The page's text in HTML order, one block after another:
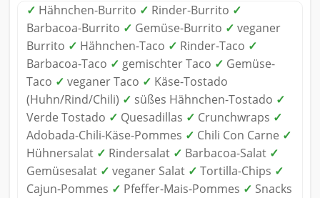
✓ Hähnchen-Burrito ✓ Rinder-Burrito ✓
Barbacoa-Burrito ✓ Gemüse-Burrito ✓ veganer
Burrito ✓ Hähnchen-Taco ✓ Rinder-Taco ✓
Barbacoa-Taco ✓ gemischter Taco ✓ Gemüse-
Taco ✓ veganer Taco ✓ Käse-Tostado
(Huhn/Rind/Chili) ✓ süßes Hähnchen-Tostado ✓
Verde Tostado ✓ Quesadillas ✓ Crunchwraps ✓
Adobada-Chili-Käse-Pommes ✓ Chili Con Carne ✓
Hühnersalat ✓ Rindersalat ✓ Barbacoa-Salat ✓
Gemüsesalat ✓ veganer Salat ✓ Tortilla-Chips ✓
Cajun-Pommes ✓ Pfeffer-Mais-Pommes ✓ Snacks